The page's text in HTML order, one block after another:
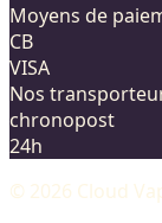
Moyens de
CB
VISA
Nos
chronopost
24h
© 2026 Cloud